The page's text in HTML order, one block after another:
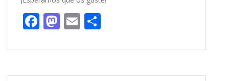
F
e
b
M
to
d
E
ai
l
m
p